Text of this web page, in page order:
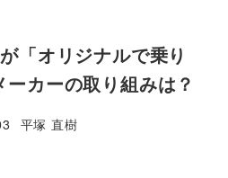
「オリジナルで乗り
カーの取り組みは？
著
平塚 直樹